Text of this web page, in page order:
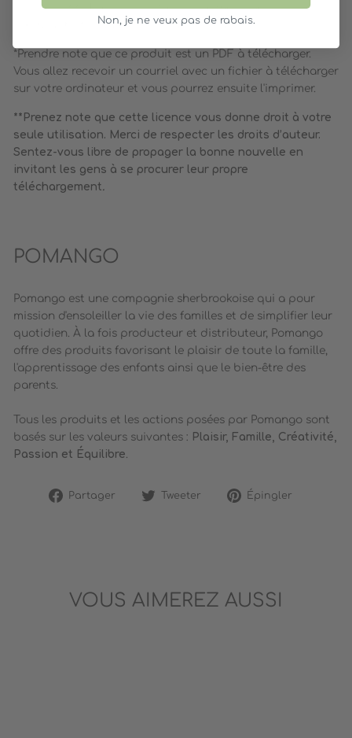
personnaliser avec votre propre message
Graphiste : Catherine Charbonneau
*Prendre note que ce produit est un PDF à télécharger.
Vous allez recevoir un courriel avec un fichier à télécharger
sur votre ordinateur et vous pourrez ensuite l'imprimer.
**Prenez note que cette licence vous donne droit à votre
seule utilisation. Merci de respecter les droits d’auteur.
Sentez-vous libre de propager la bonne nouvelle en
invitant les gens à se procurer leur propre
téléchargement.
POMANGO
Pomango est une compagnie sherbrookoise qui a pour
mission d'ensoleiller la vie des familles et de simplifier leur
quotidien. À la fois producteur et distributeur, Pomango
offre des produits favorisant le plaisir de toute la famille,
l'apprentissage des enfants ainsi que le bien-être des
parents.
Tous les produits et les actions posées par Pomango sont
basés sur les valeurs suivantes : Plaisir, Famille, Créativité,
Passion et Équilibre
Partager
PartagerTweeter
TweeterÉpingler
VOUS AIMEREZ AUSSI
Non, je ne veux pas de rabais.